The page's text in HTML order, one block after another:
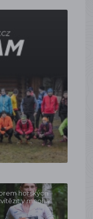
horských
v mnoha